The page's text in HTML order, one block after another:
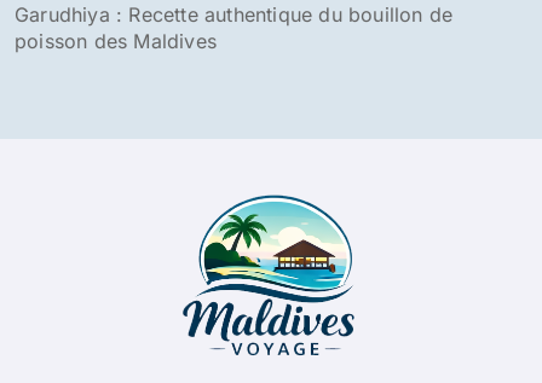
Garudhiya : Recette authentique du bouillon de
poisson des Maldives